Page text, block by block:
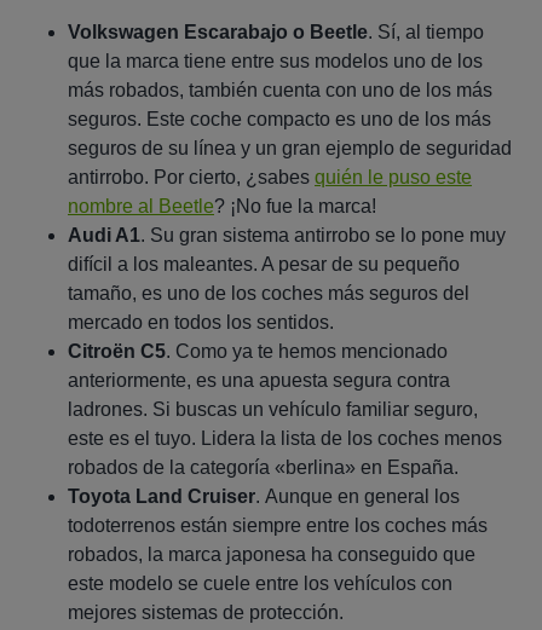
Volkswagen Escarabajo o Beetle. Sí, al tiempo
que la marca tiene entre sus modelos uno de los
más robados, también cuenta con uno de los más
seguros. Este coche compacto es uno de los más
seguros de su línea y un gran ejemplo de seguridad
antirrobo. Por cierto, ¿sabes quién le puso este
nombre al Beetle? ¡No fue la marca!
Audi A1. Su gran sistema antirrobo se lo pone muy
difícil a los maleantes. A pesar de su pequeño
tamaño, es uno de los coches más seguros del
mercado en todos los sentidos.
Citroën C5. Como ya te hemos mencionado
anteriormente, es una apuesta segura contra
ladrones. Si buscas un vehículo familiar seguro,
este es el tuyo. Lidera la lista de los coches menos
robados de la categoría «berlina» en España.
Toyota Land Cruiser. Aunque en general los
todoterrenos están siempre entre los coches más
robados, la marca japonesa ha conseguido que
este modelo se cuele entre los vehículos con
mejores sistemas de protección.